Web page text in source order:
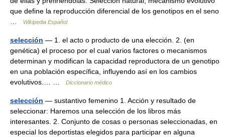
que define la reproducción diferencial de los genotipos en el seno
Wikipedia Español
selección — 1. el acto o producto de una elección. 2. (en
genética) el proceso por el cual varios factores o mecanismos
determinan y modifican la capacidad reproductora de un genotipo
en una población específica, influyendo así en los cambios
evolutivos.… …
Diccionario médico
selección — sustantivo femenino 1. Acción y resultado de
seleccionar: Haremos una selección de los libros más
interesantes. 2. Conjunto de cosas o personas seleccionadas, en
especial los deportistas elegidos para participar en alguna